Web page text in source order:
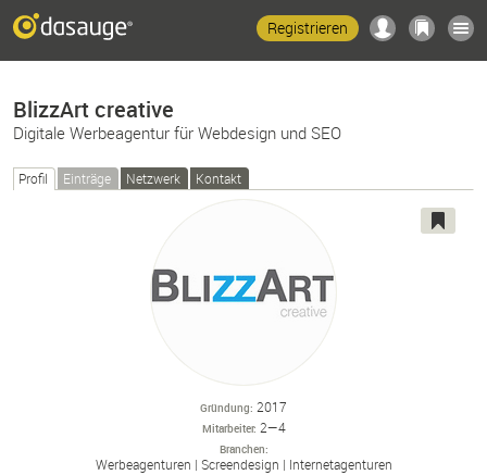
Registrieren
BlizzArt creative
Digitale Werbeagentur für Webdesign und SEO
Profil Einträge Netzwerk Kontakt
Gründung 2017
Mitarbeiter 2—4
Branchen
Werbeagenturen Screendesign
Internetagenturen